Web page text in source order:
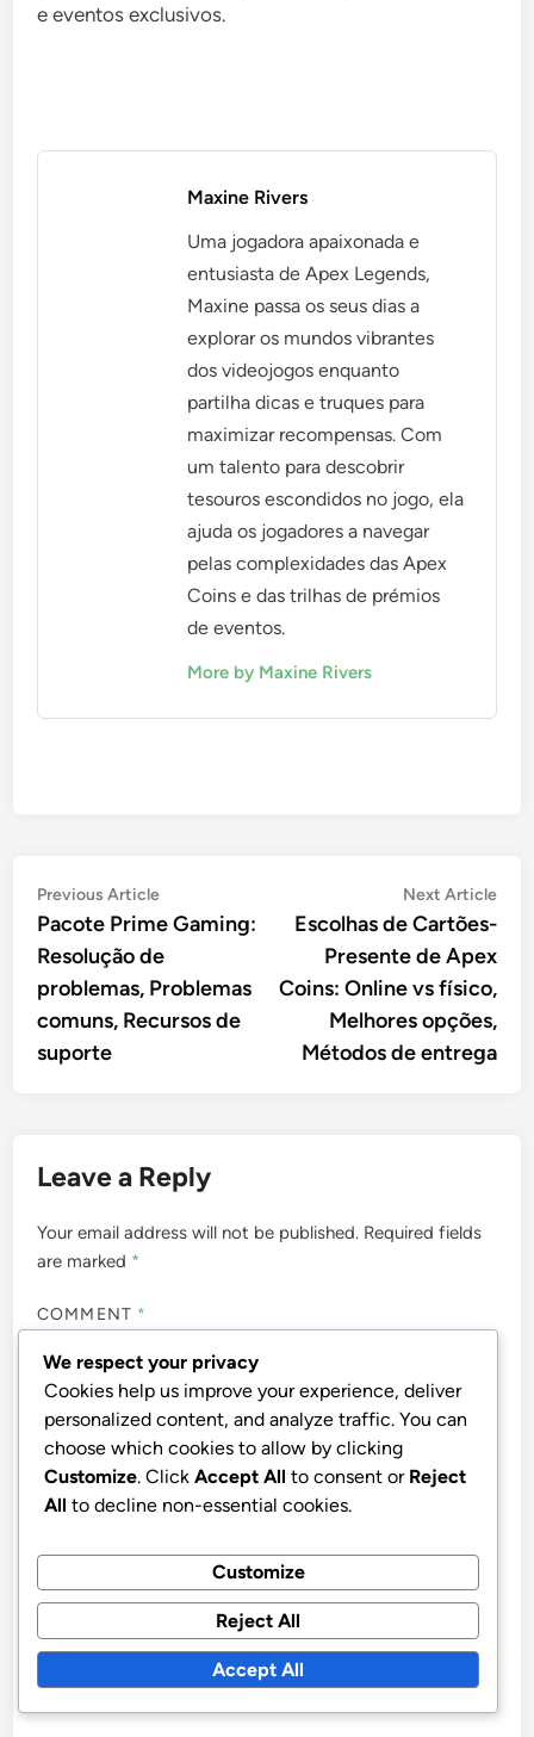
e eventos exclusivos.
Maxine Rivers
Uma jogadora apaixonada e
entusiasta de Apex Legends,
Maxine passa os seus dias a
explorar os mundos vibrantes
dos videojogos enquanto
partilha dicas e truques para
maximizar recompensas. Com
um talento para descobrir
tesouros escondidos no jogo, ela
ajuda os jogadores a navegar
pelas complexidades das Apex
Coins e das trilhas de prémios
de eventos.
More by Maxine Rivers
Post
navigation
Previous ArticlePrevious
article:
Pacote Prime Gaming:
Resolução de
problemas, Problemas
comuns, Recursos de
suporte
Next Article
Escolhas de Cartões-
Presente de Apex
Coins: Online vs físico,
Melhores opções,
Métodos de entrega
Leave a Reply
Your email address will not be published. Required fields
are marked *
COMMENT *
NAME*
We respect your privacy
Cookies help us improve your experience, deliver
personalized content, and analyze traffic. You can
choose which cookies to allow by clicking
Customize. Click Accept All to consent or Reject
All to decline non-essential cookies.
Customize
Reject All
Accept All